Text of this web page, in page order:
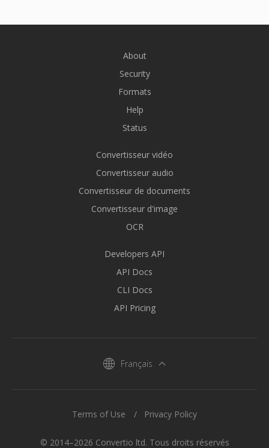
About
Security
Formats
Help
Status
Convertisseur vidéo
Convertisseur audio
Convertisseur de documents
Convertisseur d'image
OCR
Developers API
API Docs
CLI Docs
API Pricing
Français
© 2014–2026 Convertio ltd. Tous droits réservés
Terms of Use Privacy Policy